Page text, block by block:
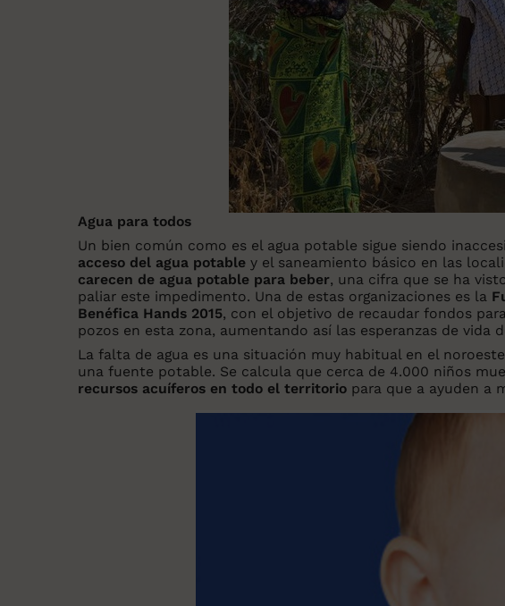
Agua para todos
Un bien común como es el agua potable sigue siendo
acceso del agua potable y el saneamiento básico en las
carecen de agua potable para beber, una cifra que se ha
paliar este impedimento. Una de estas organizaciones es la
Benéfica Hands 2015, con el objetivo de recaudar fondos
pozos en esta zona, aumentando así las esperanzas de vida
La falta de agua es una situación muy habitual en el
una fuente potable. Se calcula que cerca de 4.000 niños
recursos acuíferos en todo el territorio para que a ayuden a